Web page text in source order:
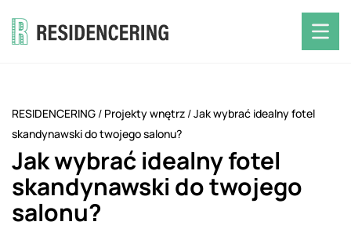
RESIDENCERING / Projekty wnętrz /Jak wybrać idealny fotel
skandynawski do twojego salonu?
Jak wybrać idealny fotel
skandynawski do twojego
salonu?